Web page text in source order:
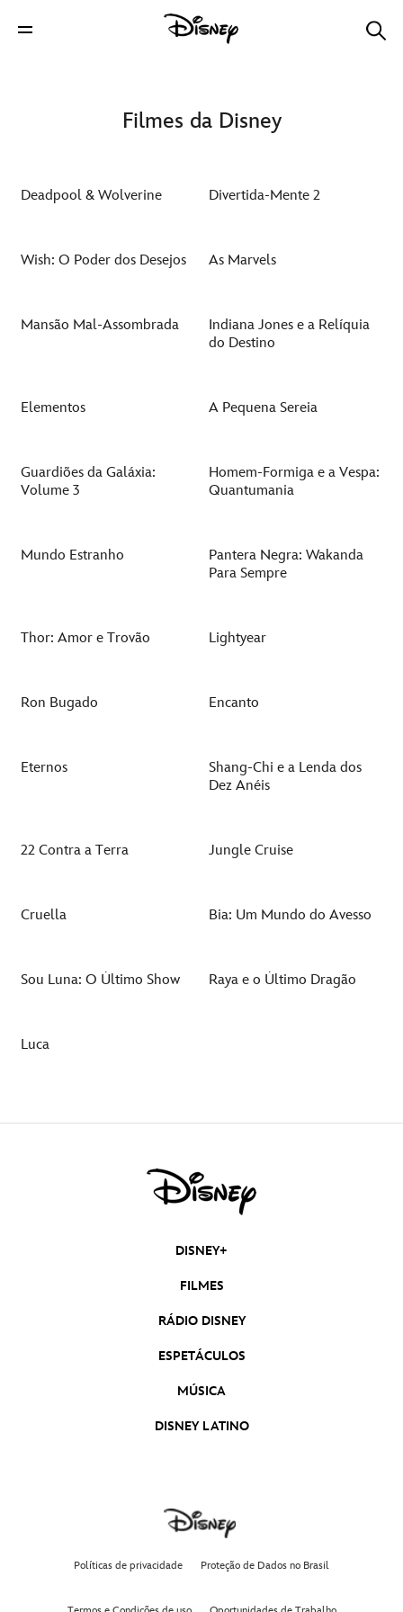
Filmes da Disney
Deadpool & Wolverine Divertida-Mente 2
Wish: O Poder dos Desejos As Marvels
Mansão Mal-Assombrada
Indiana Jones e a Relíquia
do Destino
Elementos A Pequena Sereia
Guardiões da Galáxia:
Volume 3
Homem-Formiga e a Vespa:
Quantumania
Mundo Estranho
Pantera Negra: Wakanda
Para Sempre
Thor: Amor e Trovão Lightyear
Ron Bugado Encanto
Eternos
Shang-Chi e a Lenda dos
Dez Anéis
22 Contra a Terra Jungle Cruise
Cruella Bia: Um Mundo do Avesso
Sou Luna: O Último Show Raya e o Último Dragão
Luca
DISNEY+
FILMES
RÁDIO DISNEY
ESPETÁCULOS
MÚSICA
DISNEY LATINO
Políticas de privacidade Proteção de Dados no Brasil